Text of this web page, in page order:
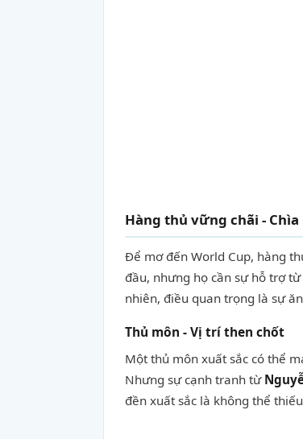
Hàng thủ vững chãi -
Để mơ đến World Cup, hàng
đầu, nhưng họ cần sự hỗ trợ
nhiên, điều quan trọng là sự
Thủ môn - Vị trí then chốt
Một thủ môn xuất sắc có thể
Nhưng sự cạnh tranh từ
đền xuất sắc là không thể